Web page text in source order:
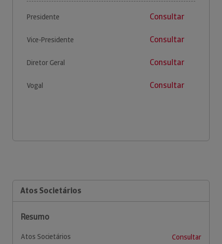
Presidente Consultar
Vice-Presidente Consultar
Diretor Geral Consultar
Vogal Consultar
Atos Societários
Resumo
Atos Societários
Consultar